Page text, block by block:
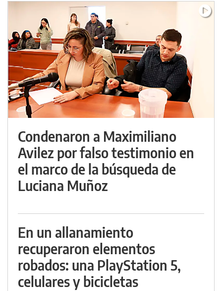
Condenaron a Maximiliano
Avilez por falso testimonio en
el marco de la búsqueda de
Luciana Muñoz
En un allanamiento
recuperaron elementos
robados: una PlayStation 5,
celulares y bicicletas